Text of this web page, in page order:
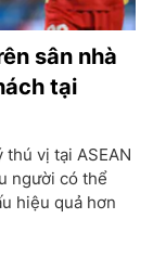
sân nhà
tại
vị tại ASEAN
người có thể
hiệu quả hơn